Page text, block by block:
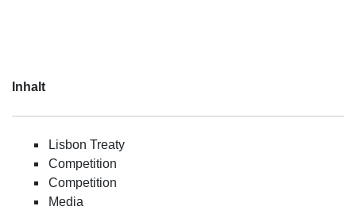
Inhalt
Lisbon Treaty
Competition
Competition
Media